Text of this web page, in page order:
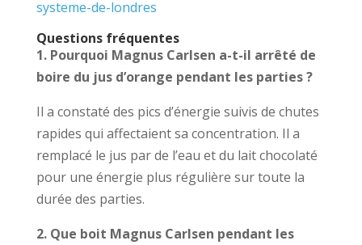
systeme-de-londres
Questions fréquentes
1. Pourquoi Magnus Carlsen a-t-il arrêté de
boire du jus d’orange pendant les parties ?
Il a constaté des pics d’énergie suivis de chutes
rapides qui affectaient sa concentration. Il a
remplacé le jus par de l’eau et du lait chocolaté
pour une énergie plus régulière sur toute la
durée des parties.
2. Que boit Magnus Carlsen pendant les